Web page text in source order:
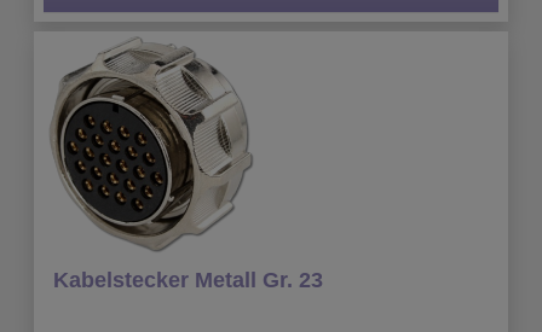
Kabelstecker Metall Gr. 23